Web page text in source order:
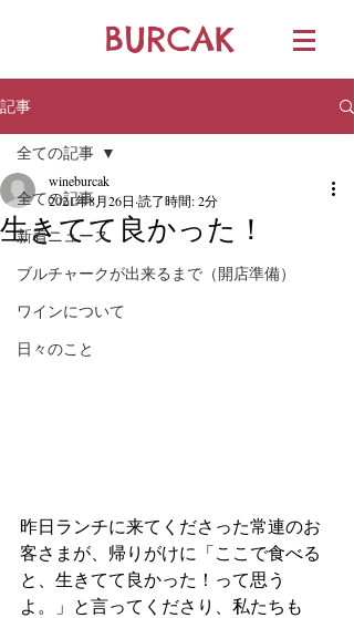
BURCAK
記事
全ての記事
新着ニュース
ブルチャークが出来るまで（開店準備）
ワインについて
日々のこと
全ての記事
生きてて良かった！
wineburcak
2021年8月26日 読了時間: 2分
昨日ランチに来てくださった常連のお
客さまが、帰りがけに「ここで食べる
と、生きてて良かった！って思う
よ。」と言ってくださり、私たちも